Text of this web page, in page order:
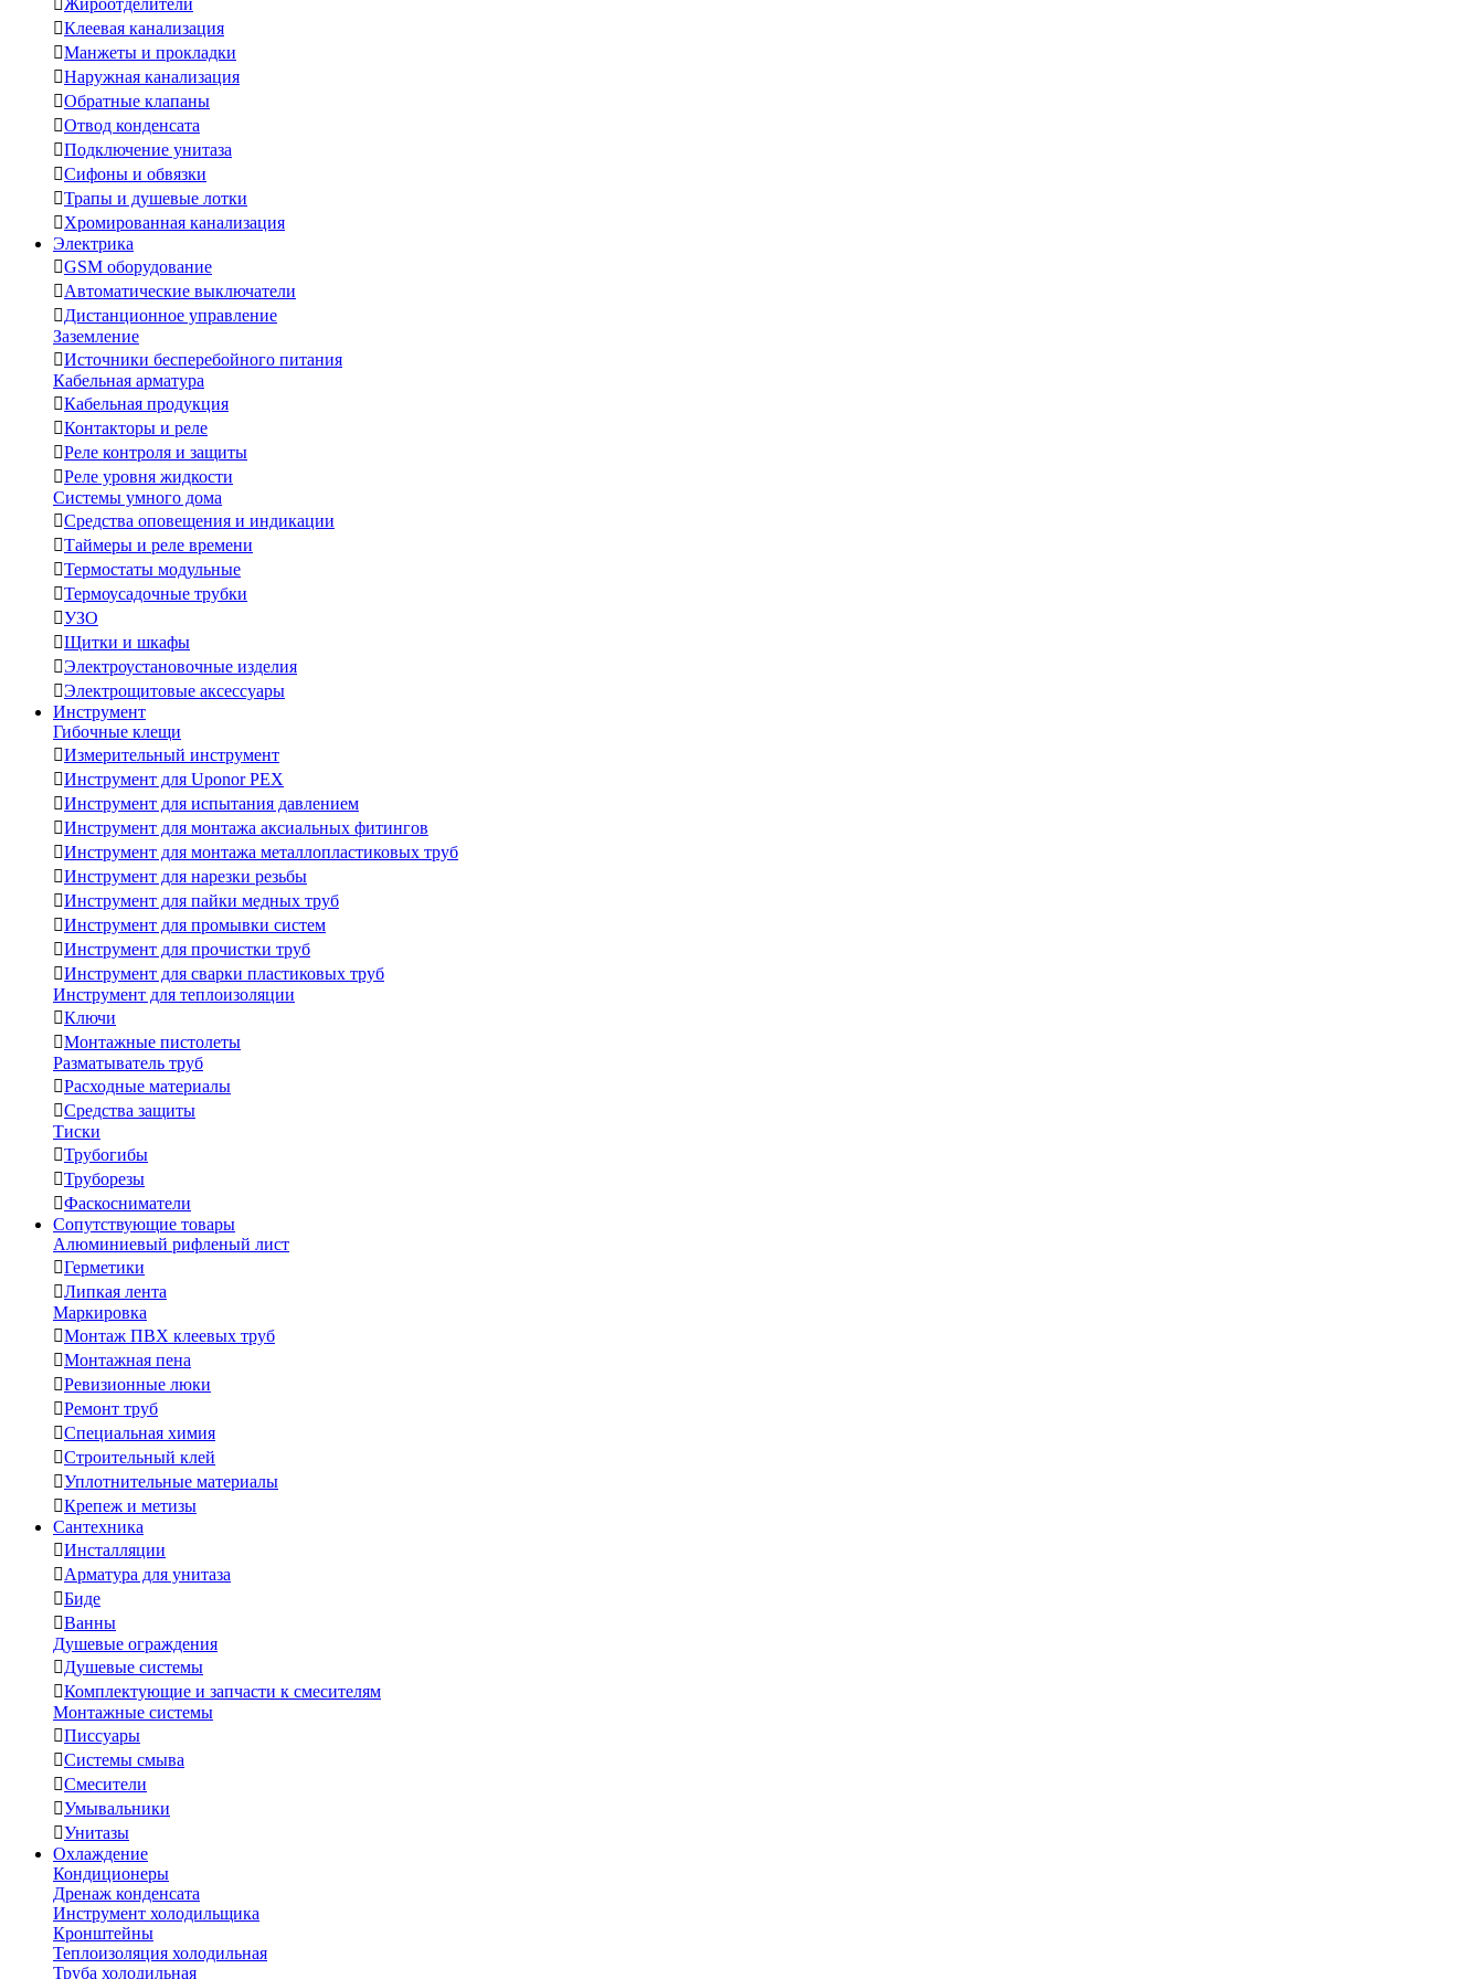
Жироотделители
Клеевая канализация
Манжеты и прокладки
Наружная канализация
Обратные клапаны
Отвод конденсата
Подключение унитаза
Сифоны и обвязки
Трапы и душевые лотки
Хромированная канализация
Электрика
GSM оборудование
Автоматические выключатели
Дистанционное управление
Заземление
Источники бесперебойного питания
Кабельная арматура
Кабельная продукция
Контакторы и реле
Реле контроля и защиты
Реле уровня жидкости
Системы умного дома
Средства оповещения и индикации
Таймеры и реле времени
Термостаты модульные
Термоусадочные трубки
УЗО
Щитки и шкафы
Электроустановочные изделия
Электрощитовые аксессуары
Инструмент
Гибочные клещи
Измерительный инструмент
Инструмент для Uponor PEX
Инструмент для испытания давлением
Инструмент для монтажа аксиальных фитингов
Инструмент для монтажа металлопластиковых труб
Инструмент для нарезки резьбы
Инструмент для пайки медных труб
Инструмент для промывки систем
Инструмент для прочистки труб
Инструмент для сварки пластиковых труб
Инструмент для теплоизоляции
Ключи
Монтажные пистолеты
Разматыватель труб
Расходные материалы
Средства защиты
Тиски
Трубогибы
Труборезы
Фаскосниматели
Сопутствующие товары
Алюминиевый рифленый лист
Герметики
Липкая лента
Маркировка
Монтаж ПВХ клеевых труб
Монтажная пена
Ревизионные люки
Ремонт труб
Специальная химия
Строительный клей
Уплотнительные материалы
Крепеж и метизы
Сантехника
Инсталляции
Арматура для унитаза
Биде
Ванны
Душевые ограждения
Душевые системы
Комплектующие и запчасти к смесителям
Монтажные системы
Писсуары
Системы смыва
Смесители
Умывальники
Унитазы
Охлаждение
Кондиционеры
Дренаж конденсата
Инструмент холодильщика
Кронштейны
Теплоизоляция холодильная
Труба холодильная